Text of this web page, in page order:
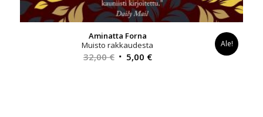
Aminatta Forna
Muisto rakkaudesta
32,00€ Alkuperäinen
5,00 €Nykyinen
Ale!